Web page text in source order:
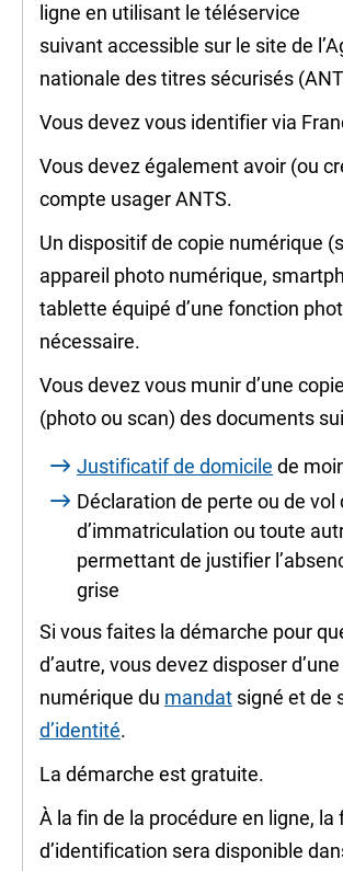
ligne en utilisant le téléservice
suivant accessible sur le site de
nationale des titres sécurisés
Vous devez vous identifier via
Vous devez également avoir (ou
compte usager ANTS.
Un dispositif de copie numérique
appareil photo numérique,
tablette équipé d’une fonction
nécessaire.
Vous devez vous munir d’une
(photo ou scan) des documents
Justificatif de domicile de
Déclaration de perte ou de
d’immatriculation ou toute
permettant de justifier
grise
Si vous faites la démarche pour
d’autre, vous devez disposer
numérique du mandat signé et de
d’identité.
La démarche est gratuite.
À la fin de la procédure en ligne, la
d’identification sera disponible